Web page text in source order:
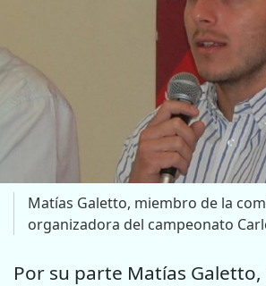
Matías Galetto, miembro de la
organizadora del campeonato
Por su parte Matías